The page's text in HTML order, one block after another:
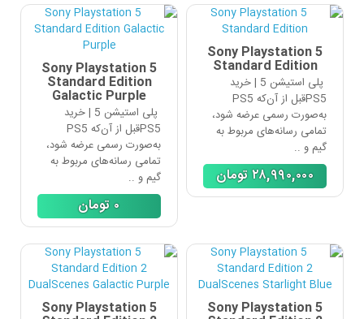
Sony Playstation 5
Standard Edition
پلی استیشن 5 | خرید
PS5قبل از آن‌که PS5
به‌صورت رسمی عرضه شود،
تمامی رسانه‌های مربوط به
گیم و ..
٢٨,٩٩٠,٠٠٠تومان
Sony Playstation 5
Standard Edition
Galactic Purple
پلی استیشن 5 | خرید
PS5قبل از آن‌که PS5
به‌صورت رسمی عرضه شود،
تمامی رسانه‌های مربوط به
گیم و ..
تومان
Sony Playstation 5
Sony Playstation 5